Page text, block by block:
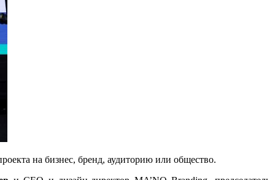
на бизнес, бренд, аудиторию или общество.